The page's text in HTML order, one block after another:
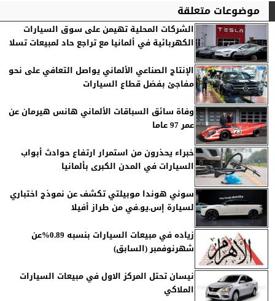
موضوعات متعلقة
الشركات المحلية تهيمن على سوق السيارات
الكهربائية في ألمانيا مع تراجع حاد لمبيعات تسلا
الإنتاج الصناعي الألماني يواصل التعافي على نحو
مفاجئ بفضل قطاع السيارات
وفاة سائق السباقات الألماني هانس هيرمان عن
عمر 97 عاما
خبراء يحذرون من استمرار ارتفاع حوادث أبواب
السيارات في المدن الكبرى بألمانيا
سوني هوندا موبيلتي تكشف عن نموذج اختباري
لسيارة إس.يو.في من طراز أفيلا
زياده في مبيعات السيارات بنسبه 0.89%عن
شهرنوفمبر (السابق)
نيسان تحتل المركز الاول في مبيعات السيارات
الملاكي